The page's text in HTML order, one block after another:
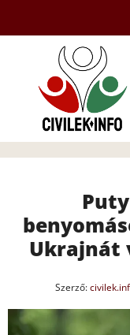
tartalomba
Ukrajnát
Szerző: